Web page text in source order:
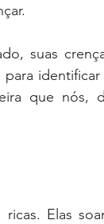
suas
identificar
Elas